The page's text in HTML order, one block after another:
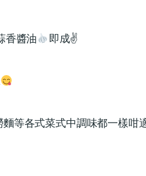
香醬油 即成✌
麵等各式菜式中調味都一樣咁